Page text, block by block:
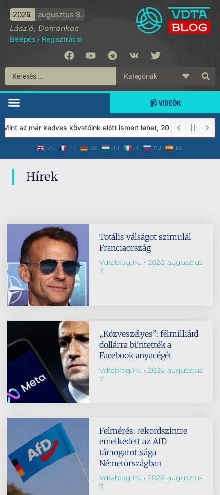
2026. augusztus 8.
László, Domonkos
Belépés / Regisztráció
📹 VIDEÓK
az már kedves követőink előtt ismert lehet, 2023-tól a Védett
EN FR DE HU IT RU ES
Hírek
Totális válságot szimulál
Franciaország
Vdtablog.hu
2026. augusztus
7.
„Közveszélyes”: félmilliárd
dollárra büntették a
Facebook anyacégét
Vdtablog.hu
2026. augusztus
7.
Felmérés: rekordszintre
emelkedett az AfD
támogatottsága
Németországban
Vdtablog.hu
2026. augusztus
7.